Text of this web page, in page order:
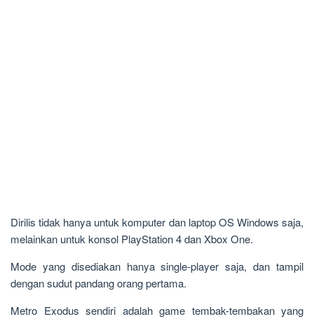
Dirilis tidak hanya untuk komputer dan laptop OS Windows saja,
melainkan untuk konsol PlayStation 4 dan Xbox One.
Mode yang disediakan hanya single-player saja, dan tampil
dengan sudut pandang orang pertama.
Metro Exodus sendiri adalah game tembak-tembakan yang